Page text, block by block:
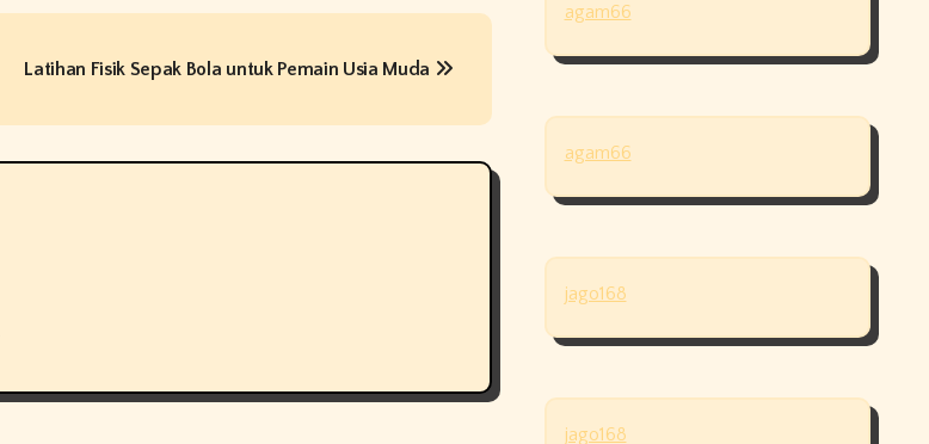
Latihan Fisik Sepak Bola untuk Pemain Usia Muda
agam66
agam66
jago168
jago168